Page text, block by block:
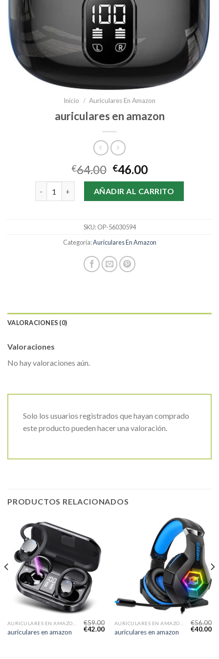
Inicio / Auriculares En Amazon
auriculares en amazon
€64.00 €46.00
auriculares en amazon cantidad
AÑADIR AL CARRITO
SKU:OP-56030594
Categoría:Auriculares En Amazon
VALORACIONES (0)
Valoraciones
No hay valoraciones aún.
Solo los usuarios registrados que hayan comprado
este producto pueden hacer una valoración.
PRODUCTOS RELACIONADOS
auriculares en amazon
€59.00
€42.00 auriculares en amazon
€56.00
€40.00